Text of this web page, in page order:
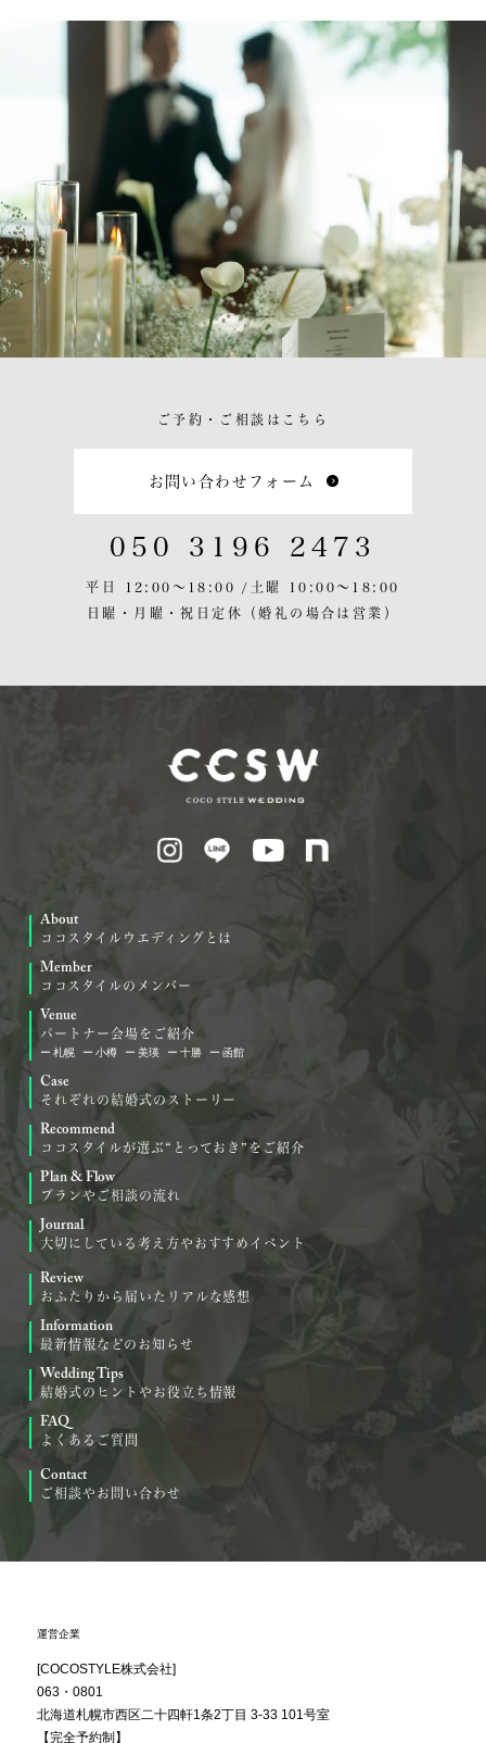
ご予約・ご相談はこちら
お問い合わせフォーム
050 3196 2473
平日 12:00〜18:00 / 土曜 10:00〜18:00
日曜・月曜・祝日定休
（婚礼の場合は営業）
About
ココスタイルウエディングとは
Member
ココスタイルのメンバー
Venue
パートナー会場をご紹介
札幌 小樽 美瑛 十勝 函館
Case
それぞれの結婚式のストーリー
Recommend
ココスタイルが選ぶ“とっておき”をご紹介
Plan & Flow
プランやご相談の流れ
Journal
大切にしている考え方やおすすめイベント
Review
おふたりから届いたリアルな感想
Information
最新情報などのお知らせ
Wedding Tips
結婚式のヒントやお役立ち情報
FAQ
よくあるご質問
Contact
ご相談やお問い合わせ
運営企業
[COCOSTYLE株式会社]
063・0801
北海道札幌市西区二十四軒1条2丁目 3-33 101号室
【完全予約制】